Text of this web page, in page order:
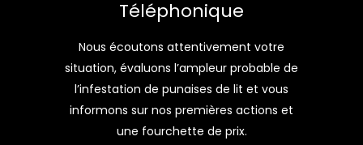
Téléphonique
Nous écoutons attentivement votre
situation, évaluons l’ampleur probable de
l’infestation de punaises de lit et vous
informons sur nos premières actions et
une fourchette de prix.